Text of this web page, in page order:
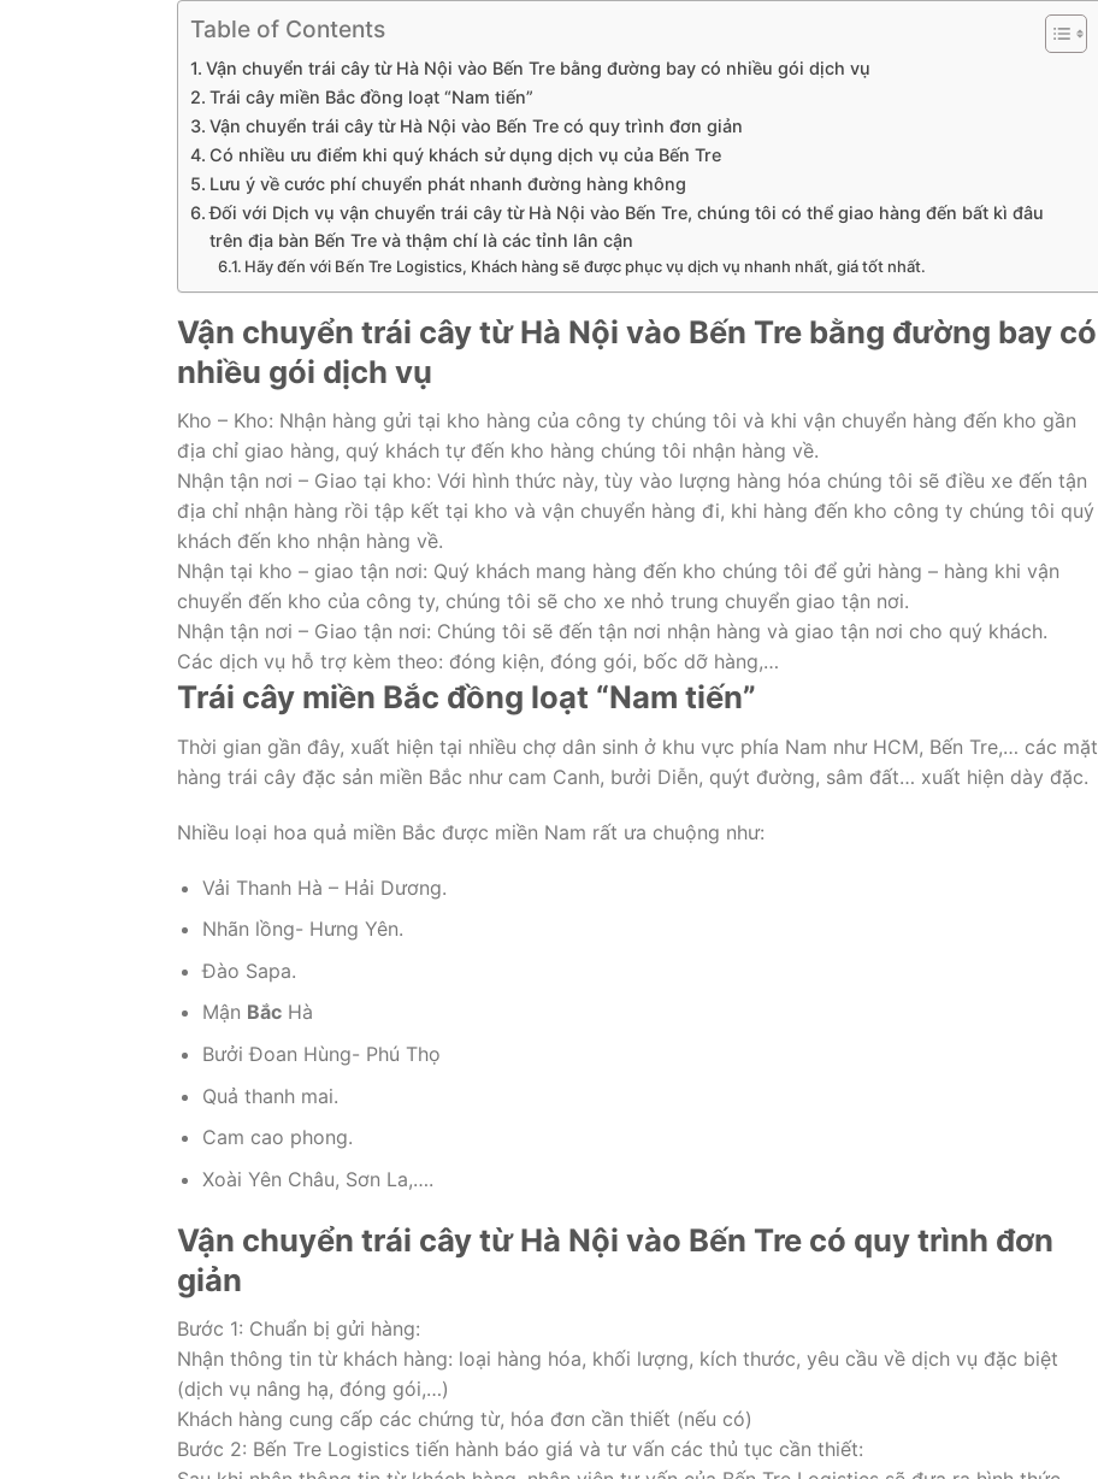
Table of Contents
Vận chuyển trái cây từ Hà Nội vào Bến Tre bằng đường bay có nhiều gói dịch vụ
Trái cây miền Bắc đồng loạt “Nam tiến”
Vận chuyển trái cây từ Hà Nội vào Bến Tre có quy trình đơn giản
Có nhiều ưu điểm khi quý khách sử dụng dịch vụ của Bến Tre
Lưu ý về cước phí chuyển phát nhanh đường hàng không
Đối với Dịch vụ vận chuyển trái cây từ Hà Nội vào Bến Tre, chúng tôi có thể giao hàng đến bất kì đâu
trên địa bàn Bến Tre và thậm chí là các tỉnh lân cận
Hãy đến với Bến Tre Logistics, Khách hàng sẽ được phục vụ dịch vụ nhanh nhất, giá tốt nhất.
Vận chuyển trái cây từ Hà Nội vào Bến Tre bằng đường bay có
nhiều gói dịch vụ
Kho – Kho: Nhận hàng gửi tại kho hàng của công ty chúng tôi và khi vận chuyển hàng đến kho gần
địa chỉ giao hàng, quý khách tự đến kho hàng chúng tôi nhận hàng về.
Nhận tận nơi – Giao tại kho: Với hình thức này, tùy vào lượng hàng hóa chúng tôi sẽ điều xe đến tận
địa chỉ nhận hàng rồi tập kết tại kho và vận chuyển hàng đi, khi hàng đến kho công ty chúng tôi quý
khách đến kho nhận hàng về.
Nhận tại kho – giao tận nơi: Quý khách mang hàng đến kho chúng tôi để gửi hàng – hàng khi vận
chuyển đến kho của công ty, chúng tôi sẽ cho xe nhỏ trung chuyển giao tận nơi.
Nhận tận nơi – Giao tận nơi: Chúng tôi sẽ đến tận nơi nhận hàng và giao tận nơi cho quý khách.
Các dịch vụ hỗ trợ kèm theo: đóng kiện, đóng gói, bốc dỡ hàng,…
Trái cây miền Bắc đồng loạt “Nam tiến”
Thời gian gần đây, xuất hiện tại nhiều chợ dân sinh ở khu vực phía Nam như HCM, Bến Tre,… các mặt
hàng trái cây đặc sản miền Bắc như cam Canh, bưởi Diễn, quýt đường, sâm đất… xuất hiện dày đặc.
Nhiều loại hoa quả miền Bắc được miền Nam rất ưa chuộng như:
Vải Thanh Hà – Hải Dương.
Nhãn lồng- Hưng Yên.
Đào Sapa.
Mận BắcHà
Bưởi Đoan Hùng- Phú Thọ
Quả thanh mai.
Cam cao phong.
Xoài Yên Châu, Sơn La,….
Vận chuyển trái cây từ Hà Nội vào Bến Tre có quy trình đơn
giản
Bước 1: Chuẩn bị gửi hàng:
Nhận thông tin từ khách hàng: loại hàng hóa, khối lượng, kích thước, yêu cầu về dịch vụ đặc biệt
(dịch vụ nâng hạ, đóng gói,…)
Khách hàng cung cấp các chứng từ, hóa đơn cần thiết (nếu có)
Bước 2: Bến Tre Logistics tiến hành báo giá và tư vấn các thủ tục cần thiết: